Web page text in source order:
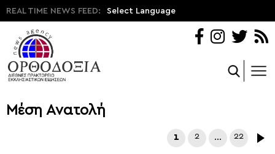
REAL TIME NEWS FEED: Select Language
Μέση Ανατολή
1 2 … 22